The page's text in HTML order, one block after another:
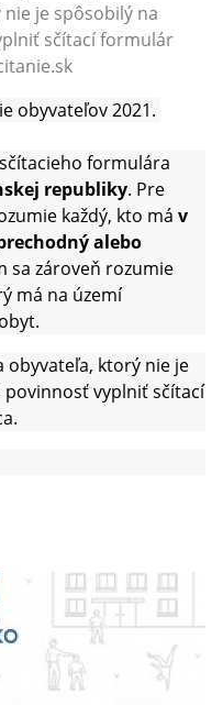
je spôsobilý na
sčítací formulár
obyvateľov 2021.
formulára
republiky. Pre
každý, kto má v
alebo
sa zároveň rozumie
má na území
obyvateľa, ktorý nie je
vyplniť sčítací